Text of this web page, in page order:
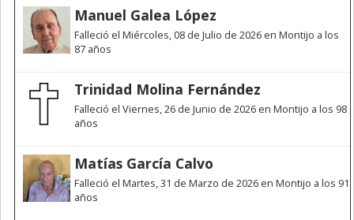
Manuel Galea López
Falleció el Miércoles, 08 de Julio de 2026 en Montijo a los
87 años
Trinidad Molina Fernández
Falleció el Viernes, 26 de Junio de 2026 en Montijo a los 98
años
Matías García Calvo
Falleció el Martes, 31 de Marzo de 2026 en Montijo a los 91
años